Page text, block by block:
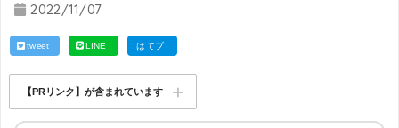
2022/11/07
tweet LINE はてブ
【PRリンク】が含まれています